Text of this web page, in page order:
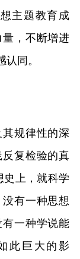
主题教育成
，不断增进
同。
规律性的深
复检验的真
史上，就科学
有一种思想
一种学说能
此巨大的影